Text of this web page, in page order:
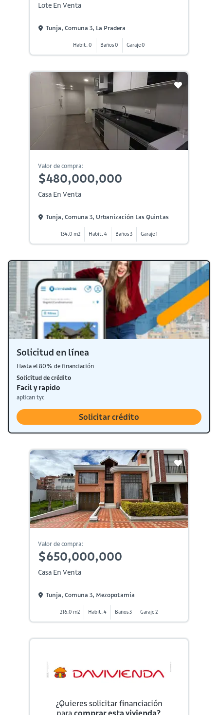
Lote En Venta
Tunja, Comuna 3, La Pradera
Habit. 0 Baños 0 Garaje 0
Valor de compra:
$480,000,000
Casa En Venta
Tunja, Comuna 3, Urbanización Las Quintas
134.0 m2 Habit. 4 Baños 3 Garaje 1
Solicitud en línea
Hasta el 80% de financiación
Solicitud de crédito
Facil y rapido
aplican tyc
Solicitar crédito
Valor de compra:
$650,000,000
Casa En Venta
Tunja, Comuna 3, Mezopotamia
216.0 m2 Habit. 4 Baños 3 Garaje 2
¿Quieres solicitar financiación